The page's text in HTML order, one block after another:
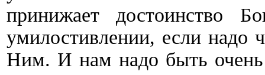
принижает достоинство
умилостивлении, если надо
Ним. И нам надо быть